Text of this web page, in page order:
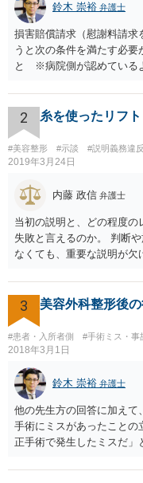
鈴木 崇裕 弁護士
損害賠償請求（慰謝料請求
うと次の条件を満たす必
と ※病院側が認めている
術のミスの「せいで」マ
ければならなくなった「
を外せなくなった「せいで
したこと 「せいで」と強
因果関係」です。 手術の
しく悪くなってしまった
ただし，手術代の返金に
ん」という趣旨の合意を
には困難となります。
2 糸を使ったリフ
#美容整形 #示談 #説明義務違反
2019年3月24日
内藤 政信 弁護士
当初の説明と、どの程度の
失敗と言えるのか。 判断
なくても、重要な説明が
3 美容外科整形後
#患者・入所者側 #手術ミス・事
2018年3月1日
鈴木 崇裕 弁護士
他の先生方の回答に加え
手術にミスがあったこと
正手術で発生したミスだ」
検討なさっているのであれ